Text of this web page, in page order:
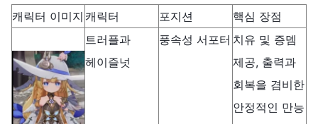
캐릭터 이미지 캐릭터 포지션
핵심 장점
트러플과
헤이즐넛
풍속성 서포터 치유 및 증뎀
제공, 출력과
회복을 겸비한
안정적인 만능